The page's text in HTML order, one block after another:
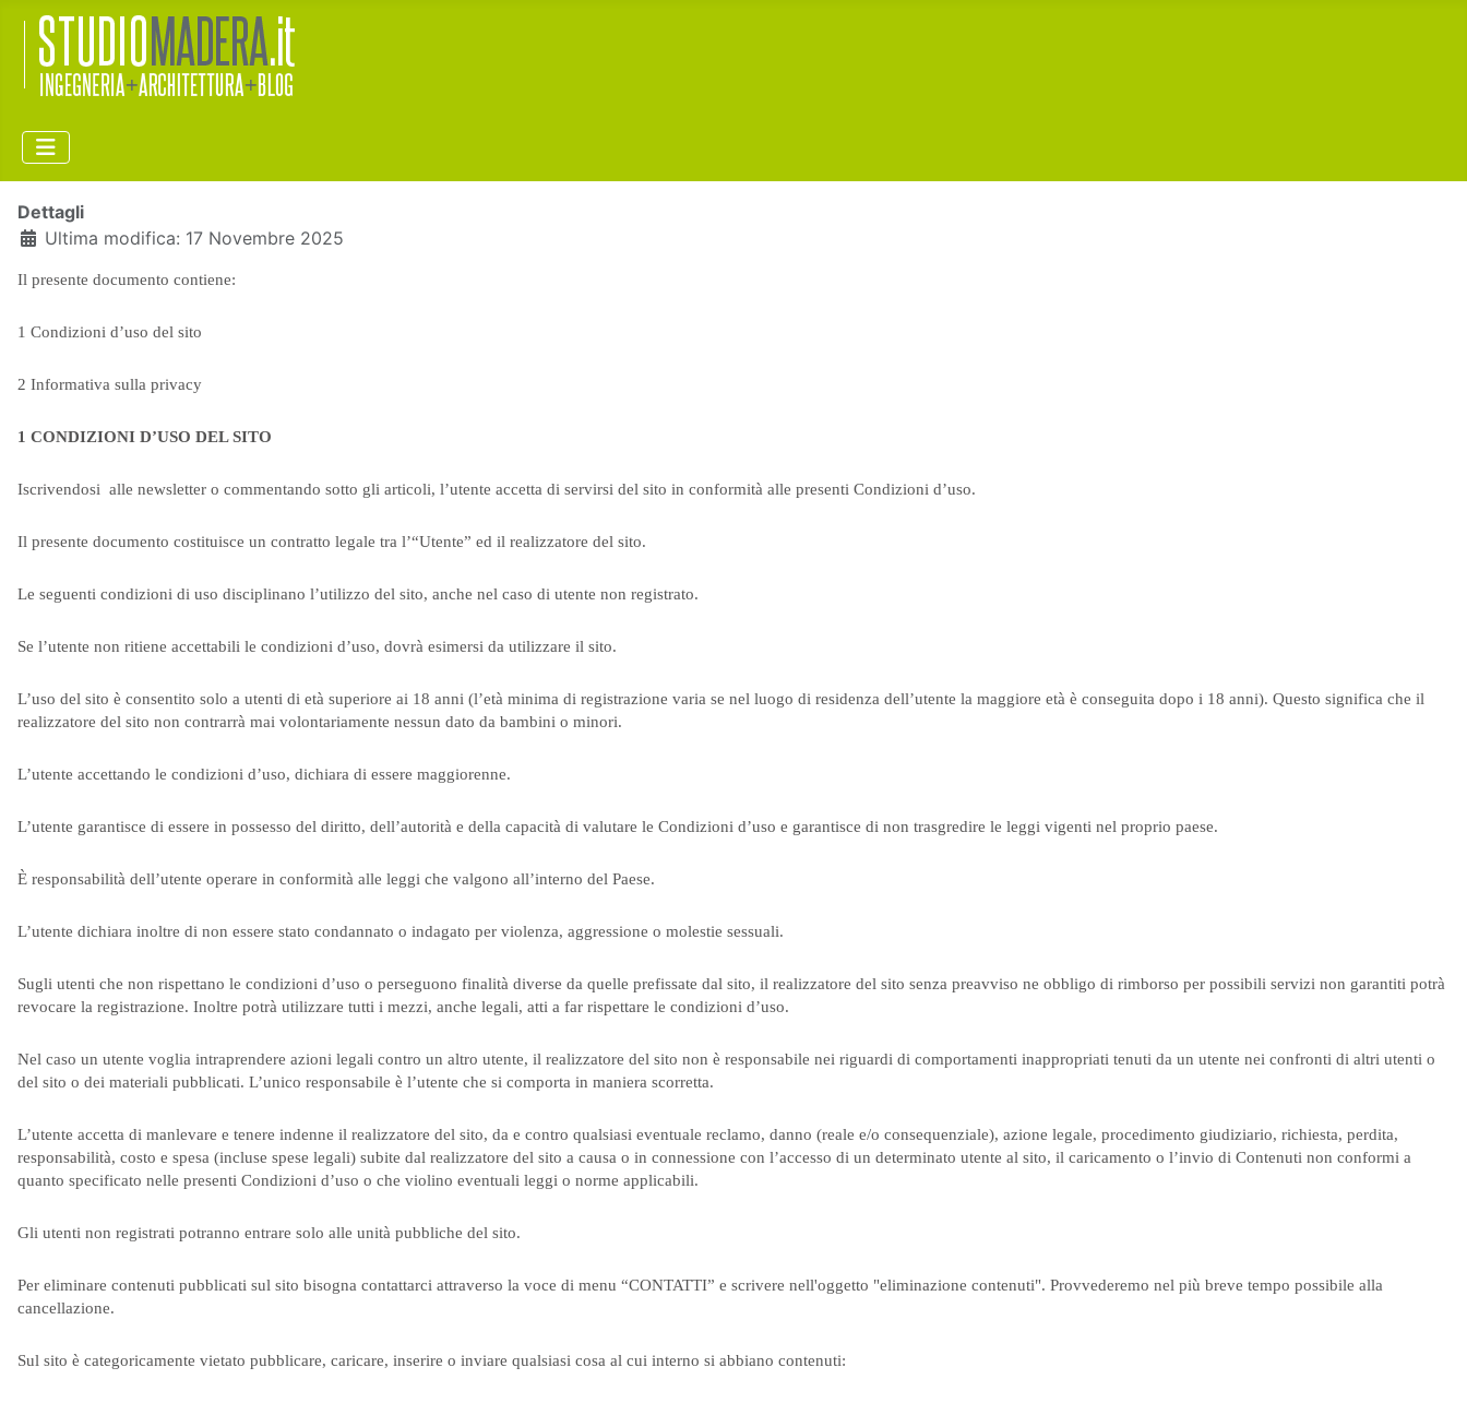
Dettagli
Ultima modifica: 17 Novembre 2025
Il presente documento contiene:
1 Condizioni d’uso del sito
2 Informativa sulla privacy
1 CONDIZIONI D’USO DEL SITO
Iscrivendosi alle newsletter o commentando sotto gli articoli, l’utente accetta di servirsi del sito in conformità alle presenti Condizioni d’uso.
Il presente documento costituisce un contratto legale tra l’“Utente” ed il realizzatore del sito.
Le seguenti condizioni di uso disciplinano l’utilizzo del sito, anche nel caso di utente non registrato.
Se l’utente non ritiene accettabili le condizioni d’uso, dovrà esimersi da utilizzare il sito.
L’uso del sito è consentito solo a utenti di età superiore ai 18 anni (l’età minima di registrazione varia se nel luogo di residenza dell’utente la maggiore età è conseguita dopo i 18 anni). Questo significa che il
realizzatore del sito non contrarrà mai volontariamente nessun dato da bambini o minori.
L’utente accettando le condizioni d’uso, dichiara di essere maggiorenne.
L’utente garantisce di essere in possesso del diritto, dell’autorità e della capacità di valutare le Condizioni d’uso e garantisce di non trasgredire le leggi vigenti nel proprio paese.
È responsabilità dell’utente operare in conformità alle leggi che valgono all’interno del Paese.
L’utente dichiara inoltre di non essere stato condannato o indagato per violenza, aggressione o molestie sessuali.
Sugli utenti che non rispettano le condizioni d’uso o perseguono finalità diverse da quelle prefissate dal sito, il realizzatore del sito senza preavviso ne obbligo di rimborso per possibili servizi non garantiti potrà
revocare la registrazione. Inoltre potrà utilizzare tutti i mezzi, anche legali, atti a far rispettare le condizioni d’uso.
Nel caso un utente voglia intraprendere azioni legali contro un altro utente, il realizzatore del sito non è responsabile nei riguardi di comportamenti inappropriati tenuti da un utente nei confronti di altri utenti o
del sito o dei materiali pubblicati. L’unico responsabile è l’utente che si comporta in maniera scorretta.
L’utente accetta di manlevare e tenere indenne il realizzatore del sito, da e contro qualsiasi eventuale reclamo, danno (reale e/o consequenziale), azione legale, procedimento giudiziario, richiesta, perdita,
responsabilità, costo e spesa (incluse spese legali) subite dal realizzatore del sito a causa o in connessione con l’accesso di un determinato utente al sito, il caricamento o l’invio di Contenuti non conformi a
quanto specificato nelle presenti Condizioni d’uso o che violino eventuali leggi o norme applicabili.
Gli utenti non registrati potranno entrare solo alle unità pubbliche del sito.
Per eliminare contenuti pubblicati sul sito bisogna contattarci attraverso la voce di menu “CONTATTI” e scrivere nell'oggetto "eliminazione contenuti". Provvederemo nel più breve tempo possibile alla
cancellazione.
Sul sito è categoricamente vietato pubblicare, caricare, inserire o inviare qualsiasi cosa al cui interno si abbiano contenuti: